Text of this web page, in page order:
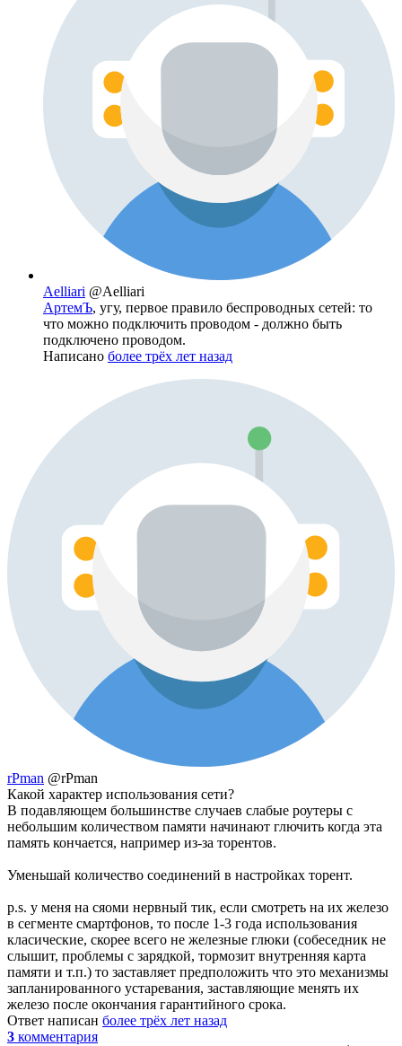
Aelliari @Aelliari
АртемЪ, угу, первое правило беспроводных сетей: то
что можно подключить проводом - должно быть
подключено проводом.
Написано более трёх лет назад
rPman @rPman
Какой характер использования сети?
В подавляющем большинстве случаев слабые роутеры с
небольшим количеством памяти начинают глючить когда эта
память кончается, например из-за торентов.
Уменьшай количество соединений в настройках торент.
p.s. у меня на сяоми нервный тик, если смотреть на их железо
в сегменте смартфонов, то после 1-3 года использования
класические, скорее всего не железные глюки (собеседник не
слышит, проблемы с зарядкой, тормозит внутренняя карта
памяти и т.п.) то заставляет предположить что это механизмы
запланированного устаревания, заставляющие менять их
железо после окончания гарантийного срока.
Ответ написан более трёх лет назад
3 комментария